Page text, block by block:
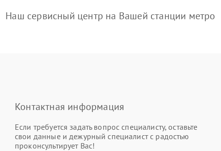
Наш сервисный центр на Вашей станции метро
Контактная информация
Если требуется задать вопрос специалисту, оставьте
свои данные и дежурный специалист с радостью
проконсультирует Вас!